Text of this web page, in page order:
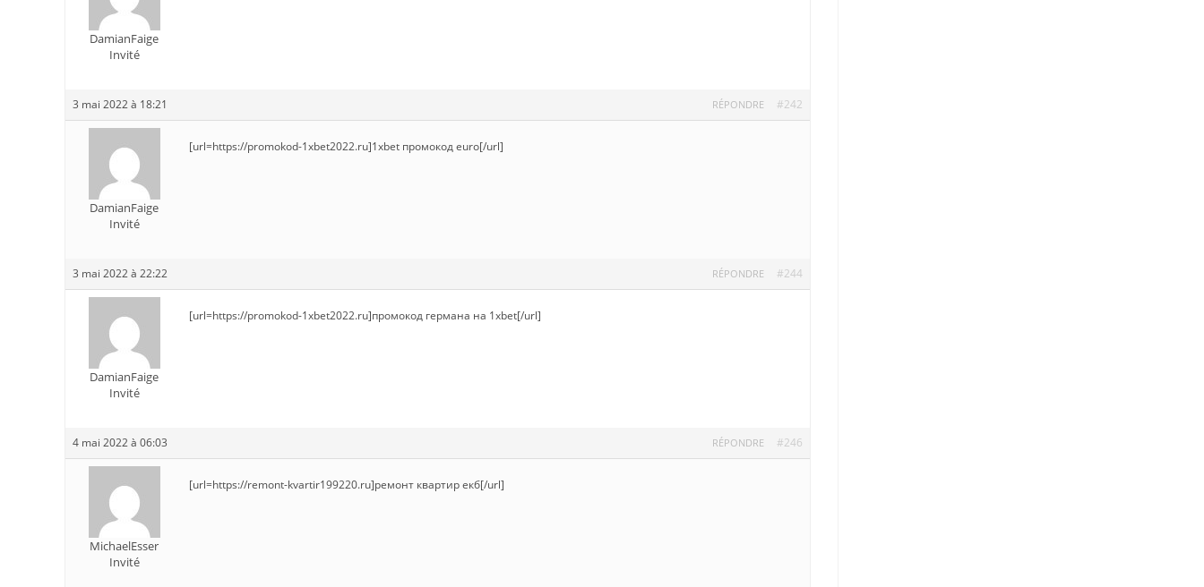
DamianFaige
Invité
3 mai 2022 à 18:21 #242
RÉPONDRE
DamianFaige
Invité
[url=https://promokod-1xbet2022.ru]1xbet промокод euro[/url]
3 mai 2022 à 22:22 #244
RÉPONDRE
DamianFaige
Invité
[url=https://promokod-1xbet2022.ru]промокод германа на 1xbet[/url]
4 mai 2022 à 06:03 #246
RÉPONDRE
MichaelEsser
Invité
[url=https://remont-kvartir199220.ru]ремонт квартир екб[/url]